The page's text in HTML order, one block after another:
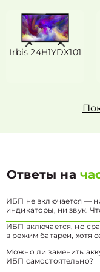
Irbis 24H1YDX101
Ответы на
ИБП не включается —
индикаторы, ни звук.
ИБП включается, но
в режим батареи, хотя
Можно ли заменить
ИБП самостоятельно?